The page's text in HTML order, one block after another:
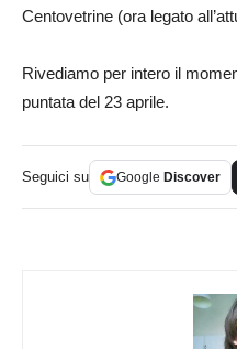
Centovetrine (ora legato
Rivediamo per intero il
puntata del 23 aprile.
Seguici su Google Discover